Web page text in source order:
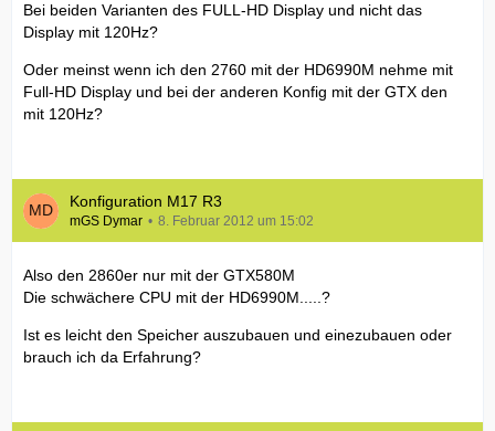
Bei beiden Varianten des FULL-HD Display und nicht das
Display mit 120Hz?
Oder meinst wenn ich den 2760 mit der HD6990M nehme mit
Full-HD Display und bei der anderen Konfig mit der GTX den
mit 120Hz?
Konfiguration M17 R3
mGS Dymar 8. Februar 2012 um 15:02
Also den 2860er nur mit der GTX580M
Die schwächere CPU mit der HD6990M.....?
Ist es leicht den Speicher auszubauen und einezubauen oder
brauch ich da Erfahrung?